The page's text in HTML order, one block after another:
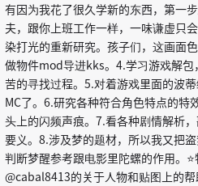
有因为我花了很久学新的东西，第一
夫，跟你上班工作一样，一味谦虚只
染打光的重新研究。孩子们，这画面
做物件mod导进kks。4.学习游戏解
苦的寻找过程。5.对着游戏里面的波
MC了。6.研究各种符合角色特点的
头上的闪频声痕。7.看各种剧情解析
要义。8.涉及梦的题材，所以我又把
判断梦醒参考跟电影里陀螺的作用。
@cabal8413的关于人物和贴图上的